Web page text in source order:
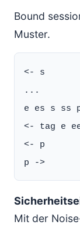
Bound
Muster.
<- s
...
e es s ss
<- tag e
<- p
Mit der